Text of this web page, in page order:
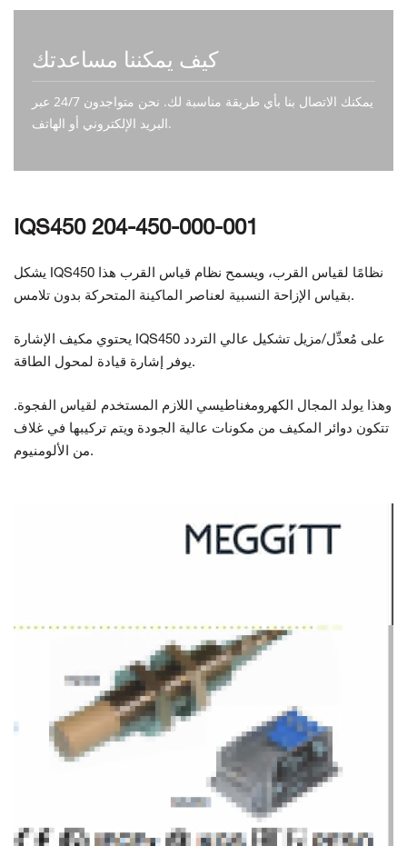
كيف يمكننا مساعدتك
يمكنك الاتصال بنا بأي طريقة مناسبة لك. نحن متواجدون 24/7 عبر
البريد الإلكتروني أو الهاتف.
IQS450 204-450-000-001
يشكل IQS450 نظامًا لقياس القرب، ويسمح نظام قياس القرب هذا
بقياس الإزاحة النسبية لعناصر الماكينة المتحركة بدون تلامس.
يحتوي مكيف الإشارة IQS450 على مُعدِّل/مزيل تشكيل عالي التردد
يوفر إشارة قيادة لمحول الطاقة.
وهذا يولد المجال الكهرومغناطيسي اللازم المستخدم لقياس الفجوة.
تتكون دوائر المكيف من مكونات عالية الجودة ويتم تركيبها في غلاف
من الألومنيوم.